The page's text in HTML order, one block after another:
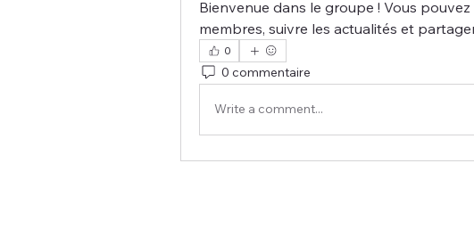
Bienvenue dans le groupe ! Vous
membres, suivre les actualités et
0
0 commentaire
Write a comment...